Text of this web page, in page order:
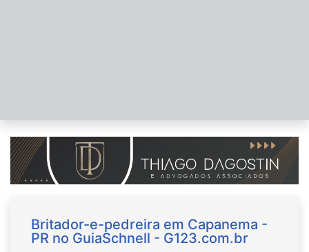
Britador-e-pedreira em Capanema -
PR no GuiaSchnell - G123.com.br